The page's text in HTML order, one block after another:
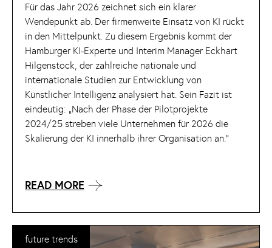
Für das Jahr 2026 zeichnet sich ein klarer
Wendepunkt ab. Der firmenweite Einsatz von KI rückt
in den Mittelpunkt. Zu diesem Ergebnis kommt der
Hamburger KI-Experte und Interim Manager Eckhart
Hilgenstock, der zahlreiche nationale und
internationale Studien zur Entwicklung von
Künstlicher Intelligenz analysiert hat. Sein Fazit ist
eindeutig: „Nach der Phase der Pilotprojekte
2024/25 streben viele Unternehmen für 2026 die
Skalierung der KI innerhalb ihrer Organisation an.“
READ MORE
future trends